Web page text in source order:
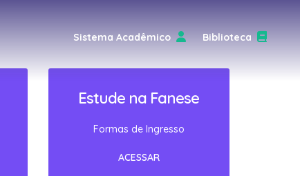
Sistema Acadêmico Biblioteca
Estude na Fanese
Formas de Ingresso
ACESSAR